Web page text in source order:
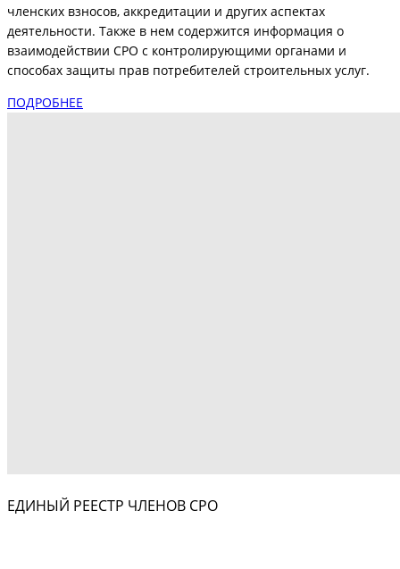
членских взносов, аккредитации и других аспектах
деятельности. Также в нем содержится информация о
взаимодействии СРО с контролирующими органами и
способах защиты прав потребителей строительных услуг.
ПОДРОБНЕЕ
ЕДИНЫЙ РЕЕСТР ЧЛЕНОВ СРО